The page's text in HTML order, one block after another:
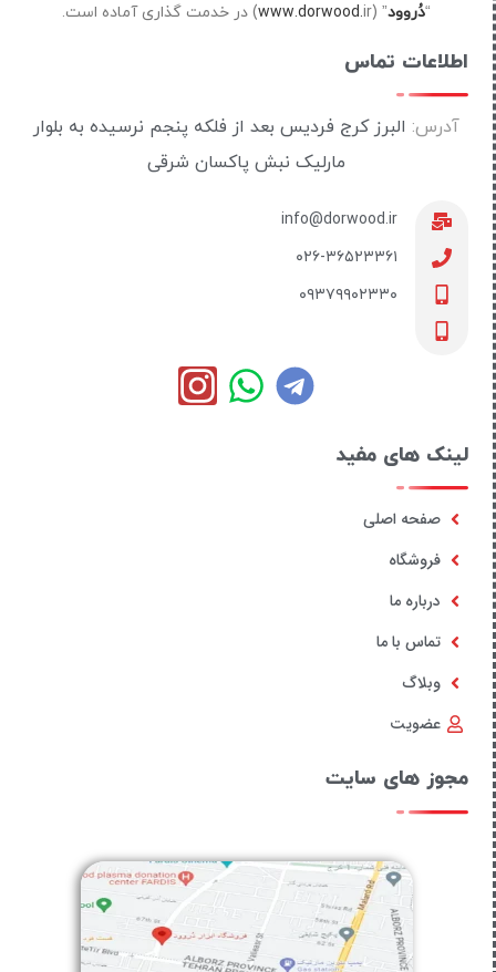
“دُروود” (
www.dorwood.ir) در خدمت گذاری آماده است.
اطلاعات تماس
آدرس: البرز کرج فردیس بعد از فلکه پنجم نرسیده به بلوار
مارلیک نبش پاکسان شرقی
info@dorwood.ir
۰۲۶-۳۶۵۲۳۳۶۱
۰۹۳۷۹۹۰۲۳۳۰
لینک های مفید
صفحه اصلی
فروشگاه
درباره ما
تماس با ما
وبلاگ
عضویت
مجوز های سایت